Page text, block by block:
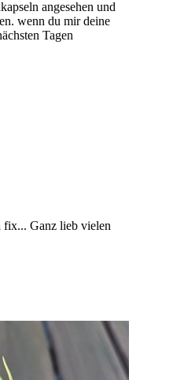
angesehen und
wenn du mir deine
Tagen
Ganz lieb vielen